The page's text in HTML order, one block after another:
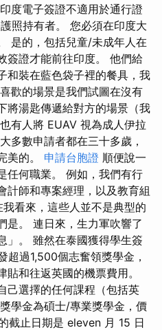
度電子簽證不適用於通行證
照持有者。 您必須在印度大
是的，包括兒童/未成年人在
簽證才能前往印度。 他們給
和裝在藍色袋子裡的餐具，我
歡的場景是我們試圖在沒有
將湯匙傳遞給對方的場景（我
有人將 EUAV 視為成人伊拉
多數申請者都在三十多歲，
美的。 申請台胞證 順便說一
任何職業。 例如，我們有行
計師和專案經理，以及教育組
看來，這些人並不是典型的
是。 連日來，生力軍吹響了
」。 雖然在泰國獲得學生簽
超過1,500個志奮領獎學金，
和往返英國的機票費用。
己選擇的任何課程（包括英
學金為碩士/專業獎學金，價
截止日期是 eleven 月 15 日